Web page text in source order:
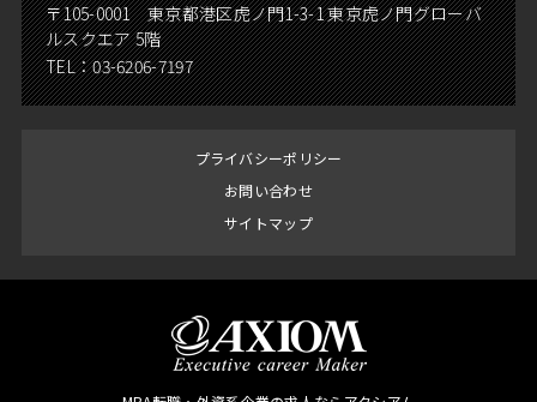
〒105-0001 東京都港区虎ノ門1-3-1 東京虎ノ門グローバ
ルスクエア 5階
TEL：03-6206-7197
プライバシーポリシー
お問い合わせ
サイトマップ